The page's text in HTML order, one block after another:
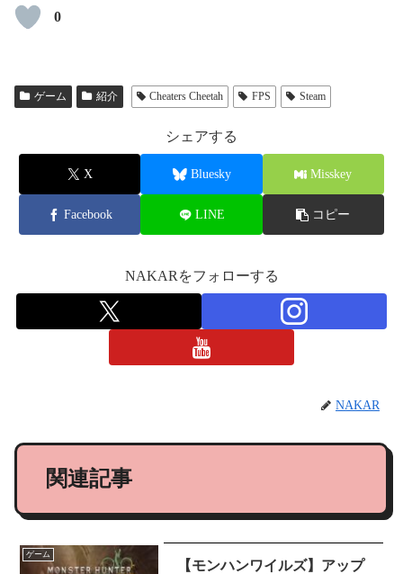
0
ゲーム 紹介 Cheaters Cheetah FPS Steam
シェアする
X Bluesky Misskey
Facebook LINE コピー
NAKARをフォローする
NAKAR
関連記事
ゲーム
【モンハンワイルズ】アップ